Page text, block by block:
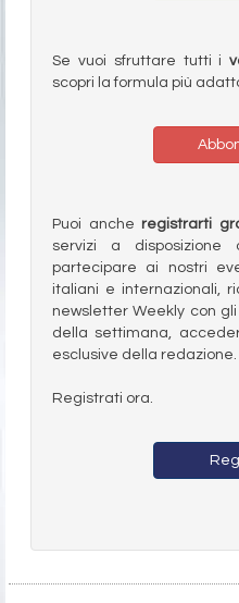
Se vuoi sfruttare tutti i
scopri la formula più
Puoi anche registrarti
servizi a
partecipare ai nostri
italiani e internazionali,
newsletter Weekly con
della settimana,
esclusive della redazione.
Registrati ora.